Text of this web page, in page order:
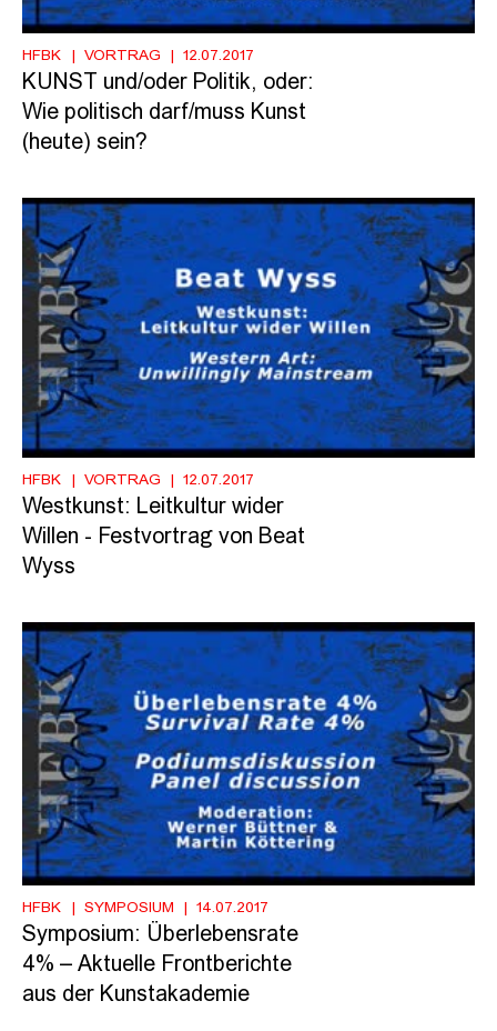
HFBK VORTRAG 12.07.2017
KUNST und/oder Politik, oder:
Wie politisch darf/muss Kunst
(heute) sein?
HFBK VORTRAG 12.07.2017
Westkunst: Leitkultur wider
Willen - Festvortrag von Beat
Wyss
HFBK SYMPOSIUM 14.07.2017
Symposium: Überlebensrate
4% – Aktuelle Frontberichte
aus der Kunstakademie